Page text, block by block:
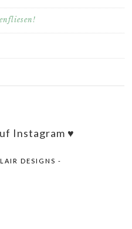
Instagram ♥
DESIGNS -